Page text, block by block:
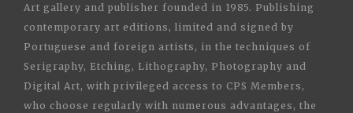
Art gallery and publisher founded in 1985. Publishing
contemporary art editions, limited and signed by
Portuguese and foreign artists, in the techniques of
Serigraphy, Etching, Lithography, Photography and
Digital Art, with privileged access to CPS Members,
who choose regularly with numerous advantages, the